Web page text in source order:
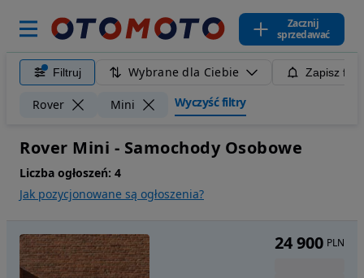
Zacznij
sprzedawać
Filtruj Wybrane dla Ciebie Zapisz
Rover Mini Wyczyść filtry
Rover Mini - Samochody Osobowe
Liczba ogłoszeń: 4
Jak pozycjonowane są ogłoszenia?
24 900 PLN